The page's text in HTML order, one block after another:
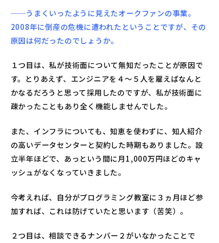
──うまくいったように見えたオークファンの事業。
2008年に倒産の危機に遭われたということですが、その
原因は何だったのでしょうか。
１つ目は、私が技術面について無知だったことが原因で
す。とりあえず、エンジニアを４〜５人を雇えばなんと
かなるだろうと思って採用したのですが、私が技術面に
疎かったこともあり全く機能しませんでした。
また、インフラについても、知恵を使わずに、知人紹介
の高いデータセンターと契約した時期もありました。設
立半年ほどで、あっという間に月1,000万円ほどのキャ
ッシュがなくなっていきました。
今考えれば、自分がプログラミング教室に３ヵ月ほど参
加すれば、これは防げていたと思います（苦笑）。
２つ目は、相談できるナンバー２がいなかったことで